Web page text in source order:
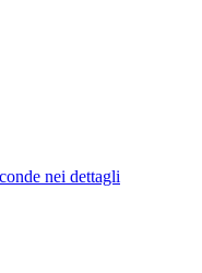
nei dettagli